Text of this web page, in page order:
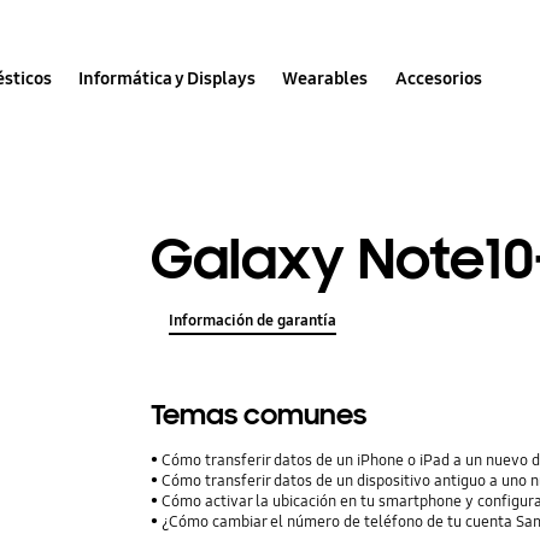
Informática y Displays Wearables Accesorios
Galaxy
Información de garantía
Temas comunes
Cómo transferir datos de un iPhone o iPad a un nuevo
Cómo transferir datos de un dispositivo antiguo a uno
Cómo activar la ubicación en tu smartphone y
¿Cómo cambiar el número de teléfono de tu cuenta